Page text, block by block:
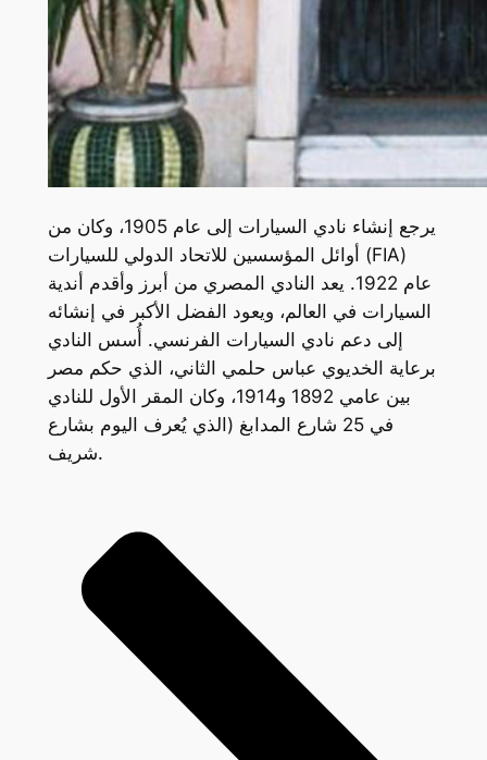
يرجع إنشاء نادي السيارات إلى عام 1905، وكان من
أوائل المؤسسين للاتحاد الدولي للسيارات (FIA)
عام 1922. يعد النادي المصري من أبرز وأقدم أندية
السيارات في العالم، ويعود الفضل الأكبر في إنشائه
إلى دعم نادي السيارات الفرنسي. أُسس النادي
برعاية الخديوي عباس حلمي الثاني، الذي حكم مصر
بين عامي 1892 و1914، وكان المقر الأول للنادي
في 25 شارع المدابغ (الذي يُعرف اليوم بشارع
شريف.